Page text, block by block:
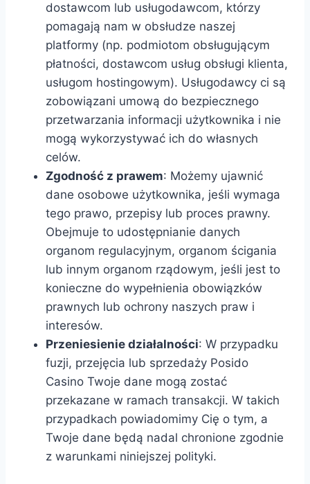
dostawcom lub usługodawcom, którzy
pomagają nam w obsłudze naszej
platformy (np. podmiotom obsługującym
płatności, dostawcom usług obsługi klienta,
usługom hostingowym). Usługodawcy ci są
zobowiązani umową do bezpiecznego
przetwarzania informacji użytkownika i nie
mogą wykorzystywać ich do własnych
celów.
Zgodność z prawem: Możemy ujawnić
dane osobowe użytkownika, jeśli wymaga
tego prawo, przepisy lub proces prawny.
Obejmuje to udostępnianie danych
organom regulacyjnym, organom ścigania
lub innym organom rządowym, jeśli jest to
konieczne do wypełnienia obowiązków
prawnych lub ochrony naszych praw i
interesów.
Przeniesienie działalności: W przypadku
fuzji, przejęcia lub sprzedaży Posido
Casino Twoje dane mogą zostać
przekazane w ramach transakcji. W takich
przypadkach powiadomimy Cię o tym, a
Twoje dane będą nadal chronione zgodnie
z warunkami niniejszej polityki.